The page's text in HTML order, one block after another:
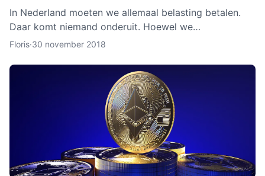
In Nederland moeten we allemaal belasting betalen.
Daar komt niemand onderuit. Hoewel we
cryptocurrency vaak zien als virtueel geld, is het toch
Floris·30 november 2018